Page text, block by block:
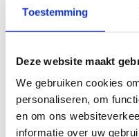
Toestemming
Deze website maakt
We gebruiken cookies
personaliseren, om
en om ons
informatie over uw
dienst Vrije tijd bestaat
ook een sportaanbod op
Meestal zijn er
zijn tempo kan